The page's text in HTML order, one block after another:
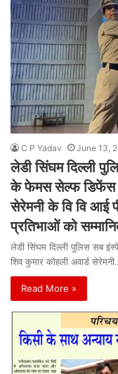
C P Yadav June 13,
लेडी सिंघम दिल्ली
के फेमस सेल्फ डिफेंस
सेरेमनी के वि वि आई
प्रतिभाओं को
लेडी सिंघम दिल्ली पुलिस सब
शिव कुमार कोहली अवार्ड
Read More »